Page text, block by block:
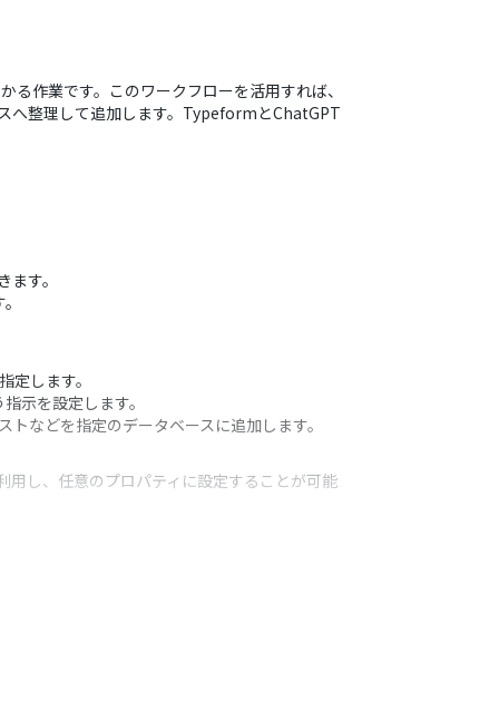
作業です。このワークフローを活用すれば、
へ整理して追加します。TypeformとChatGPT
す。
します。
示を設定します。
などを指定のデータベースに追加します。
し、任意のプロパティに設定することが可能